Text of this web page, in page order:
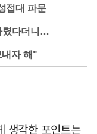
접대 파문
렸다더니…
내자 해"
생각한 포인트는